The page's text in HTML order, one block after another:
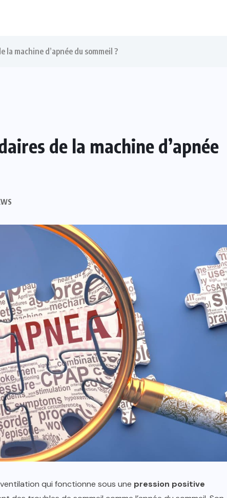
la machine d’apnée du sommeil ?
de la machine d’apnée
qui fonctionne sous une pression positive